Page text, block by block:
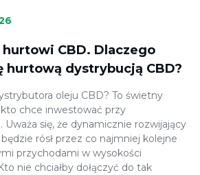
CBD. Dlaczego
hurtową dystrybucją CBD?
oleju CBD? To świetny
chce inwestować przy
się, że dynamicznie rozwijający
rósł przez co najmniej kolejne
przychodami w wysokości
nie chciałby dołączyć do tak